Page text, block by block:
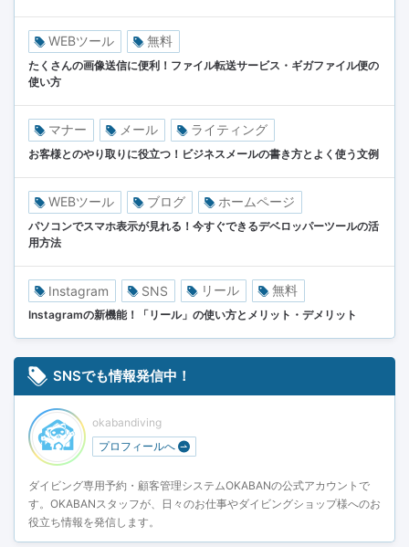
WEBツール 無料
たくさんの画像送信に便利！ファイル転送サービス・ギガファイル便の
使い方
マナー メール ライティング
お客様とのやり取りに役立つ！ビジネスメールの書き方とよく使う文例
WEBツール ブログ ホームページ
パソコンでスマホ表示が見れる！今すぐできるデベロッパーツールの活
用方法
Instagram SNS リール 無料
Instagramの新機能！「リール」の使い方とメリット・デメリット
SNSでも情報発信中！
okabandiving
プロフィールへ
ダイビング専用予約・顧客管理システムOKABANの公式アカウントで
す。OKABANスタッフが、日々のお仕事やダイビングショップ様へのお
役立ち情報を発信します。